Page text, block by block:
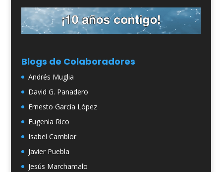
Blogs de Colaboradores
Andrés Muglia
David G. Panadero
Ernesto García López
Eugenia Rico
Isabel Camblor
Javier Puebla
Jesús Marchamalo